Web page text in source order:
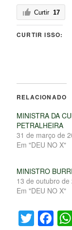
Curtir 17
CURTIR ISSO:
RELACIONADO
MINISTRA DA
PETRALHEIRA
31 de março de
Em "DEU NO X"
MINISTRO
13 de outubro de
Em "DEU NO X"